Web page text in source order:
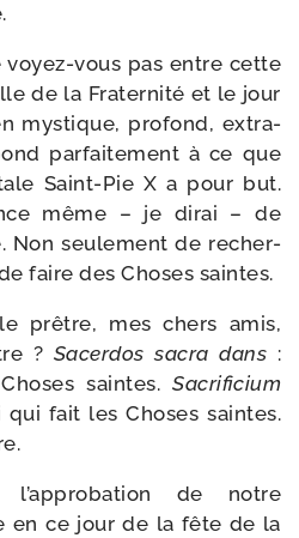
voyez-​vous pas entre cette
de la Fraternité et le jour
mys­tique, pro­fond, extra­
par­fai­te­ment à ce que
Saint-​Pie X a pour but.
même – je dirai – de
Non seule­ment de recher­
faire des Choses saintes.
prêtre, mes chers amis,
? Sacerdos sacra dans :
saintes. Sacrificium
qui fait les Choses saintes.
de notre
en ce jour de la fête de la